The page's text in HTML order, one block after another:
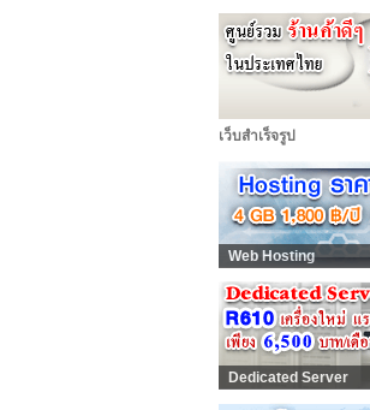
เว็บสำเร็จรูป
Web Hosting
Dedicated Server